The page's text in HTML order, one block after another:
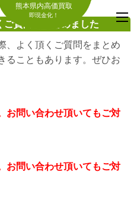
熊本県内高価買取
即現金化！
ご質問をまとめました
、よく頂くご質問をまとめ
ることもあります。ぜひお
お問い合わせ頂いてもご対
お問い合わせ頂いてもご対